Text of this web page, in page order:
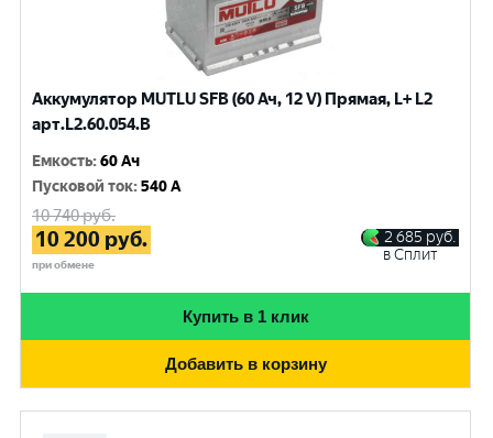
Аккумулятор MUTLU SFB (60 Ач, 12 V) Прямая, L+ L2
арт.L2.60.054.B
Емкость:60 Ач
Пусковой ток:540 A
10 740руб.
10 200 руб.
при обмене
2 685 руб.
в Сплит
Купить в 1 клик
Добавить в корзину